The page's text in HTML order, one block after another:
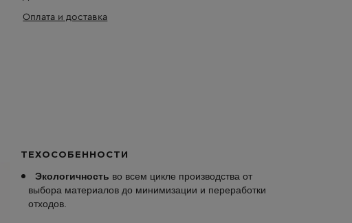
Оплата и доставка
ТЕХОСОБЕННОСТИ
Экологичность во всем цикле производства от
выбора материалов до минимизации и переработки
отходов.